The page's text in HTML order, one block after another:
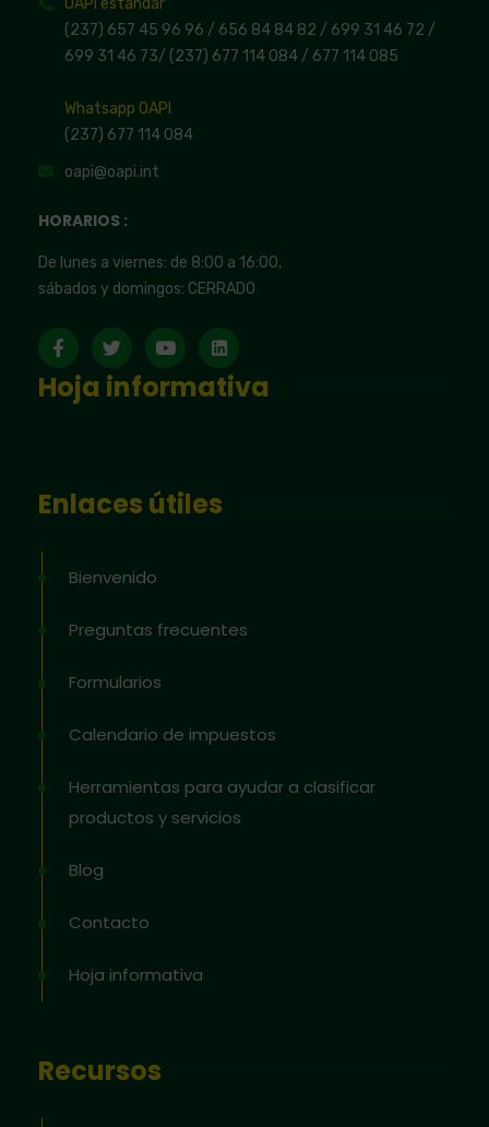
(237) 657 45 96 96 / 656 84 84 82 / 699 31 46 72 /
699 31 46 73/ (237) 677 114 084 / 677 114 085
Whatsapp OAPI
(237) 677 114 084
oapi@oapi.int
HORARIOS :
De lunes a viernes: de 8:00 a 16:00,
sábados y domingos: CERRADO
Hoja informativa
Enlaces útiles
Bienvenido
Preguntas frecuentes
Formularios
Calendario de impuestos
Herramientas para ayudar a clasificar
productos y servicios
Blog
Contacto
Hoja informativa
Recursos